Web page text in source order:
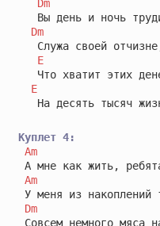
Dm
Вы день и ночь
Dm
Служа своей
E
Что хватит этих
E
На десять тысяч
Куплет 4:
Am
А мне как жить,
Am
У меня из накоплений
Dm
Совсем немного мяса